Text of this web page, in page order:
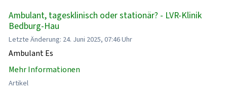
Ambulant, tagesklinisch oder stationär? - LVR-Klinik
Bedburg-Hau
Letzte Änderung: 24. Juni 2025, 07:46 Uhr
Ambulant Es
Mehr Informationen
Artikel